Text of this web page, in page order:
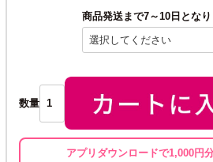
商品発送まで7～10日とな
数量
アプリダウンロードで1,000円